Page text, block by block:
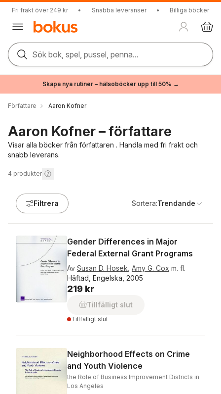
Fri frakt över 249 kr • Snabba leveranser • Billiga böcker
Sök bok, spel, pussel, penna...
Skapa nya rutiner – hälsoböcker upp till 50% →
Författare Aaron Kofner
Aaron Kofner – författare
Visar alla böcker från författaren . Handla med fri frakt och
snabb leverans.
4 produkter
Filtrera Sortera:Trendande
Gender Differences in Major
Federal External Grant Programs
Av Susan D. Hosek Amy G. Cox m. fl.
Häftad, Engelska, 2005
219 kr
Tillfälligt slut
Tillfälligt slut
Neighborhood Effects on Crime
and Youth Violence
the Role of Business Improvement Districts in
Los Angeles